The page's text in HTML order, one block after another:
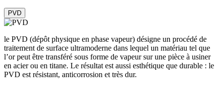
PVD
le PVD (dépôt physique en phase vapeur) désigne un procédé de
traitement de surface ultramoderne dans lequel un matériau tel que
l’or peut être transféré sous forme de vapeur sur une pièce à usiner
en acier ou en titane. Le résultat est aussi esthétique que durable : le
PVD est résistant, anticorrosion et très dur.